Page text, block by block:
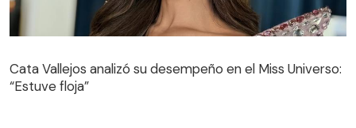
Cata Vallejos analizó su desempeño en el Miss Universo:
“Estuve floja”